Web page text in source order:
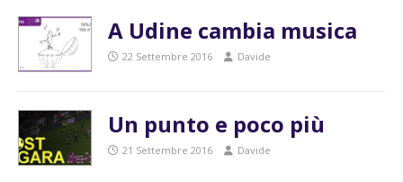
A Udine cambia musica
22 Settembre 2016 Davide
Un punto e poco più
21 Settembre 2016 Davide